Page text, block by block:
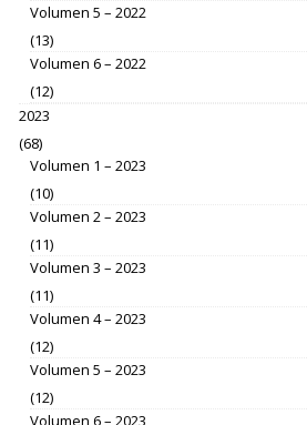
Volumen 5 – 2022
(13)
Volumen 6 – 2022
(12)
2023
(68)
Volumen 1 – 2023
(10)
Volumen 2 – 2023
(11)
Volumen 3 – 2023
(11)
Volumen 4 – 2023
(12)
Volumen 5 – 2023
(12)
Volumen 6 – 2023